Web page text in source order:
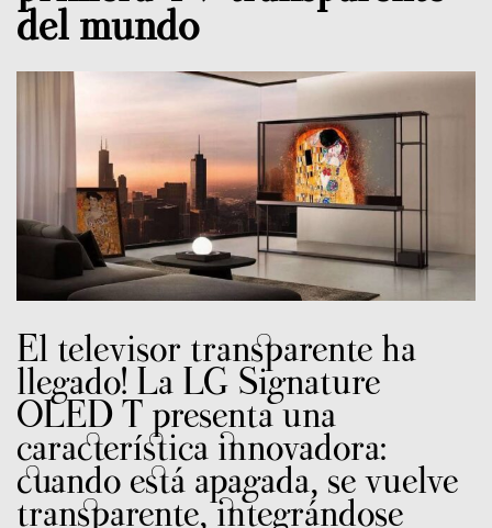
del mundo
El televisor transparente ha
llegado! La LG Signature
OLED T presenta una
característica innovadora:
cuando está apagada, se vuelve
transparente, integrándose